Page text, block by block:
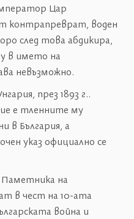
Цар
контрапреврат, воден
след това абдикира,
в името на
невъзможно.
през 1893 г..
е тленните му
в България, а
указ официално се
Паметника на
в чест на 10-ата
война и